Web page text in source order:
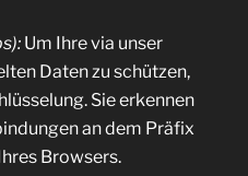
Um Ihre via unser
Daten zu schützen,
Sie erkennen
an dem Präfix
Browsers.